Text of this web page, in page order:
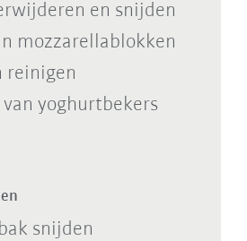
en snijden
mozzarellablokken
reinigen
yoghurtbekers
snijden